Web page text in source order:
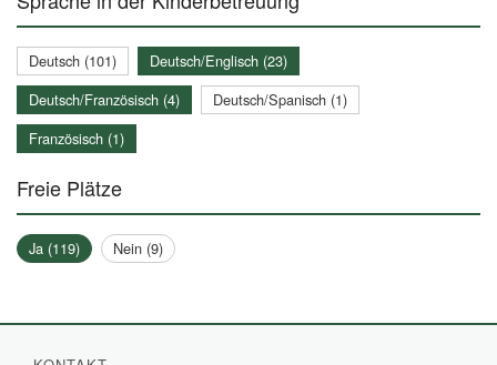
Deutsch (101)
Deutsch/Englisch (23)
Deutsch/Französisch (4)
Deutsch/Spanisch (1)
Französisch (1)
Freie Plätze
Ja (119) Nein (9)